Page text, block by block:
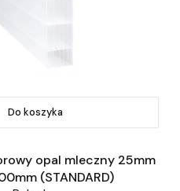
Do koszyka
opal mleczny 25mm
(STANDARD)